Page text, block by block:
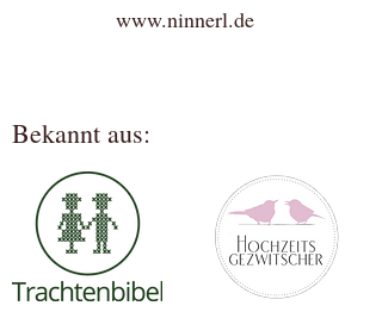
www.ninnerl.de
Bekannt aus: